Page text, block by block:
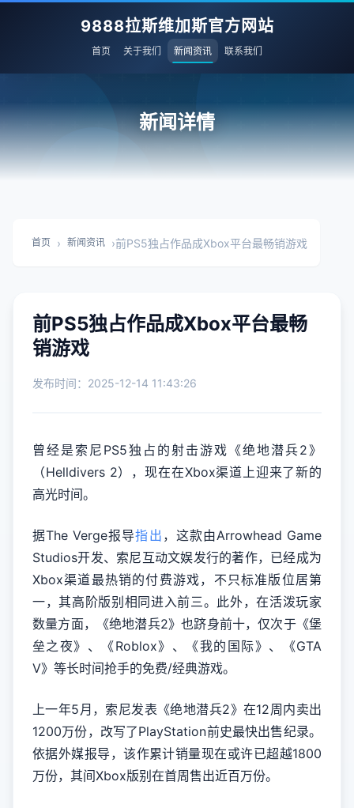
9888拉斯维加斯官方网站
首页 关于我们 新闻资讯 联系我们
新闻详情
首页 › 新闻资讯 ›前PS5独占作品成Xbox平台最畅销游戏
前PS5独占作品成Xbox平台最畅
销游戏
发布时间：2025-12-14 11:43:26
曾经是索尼PS5独占的射击游戏《绝地潜兵2》
（Helldivers 2），现在在Xbox渠道上迎来了新的
高光时间。
据The Verge报导指出 ，这款由Arrowhead Game
Studios开发、索尼互动文娱发行的著作，已经成为
Xbox渠道最热销的付费游戏，不只标准版位居第
一，其高阶版别相同进入前三。此外，在活泼玩家
数量方面，《绝地潜兵2》也跻身前十，仅次于《堡
垒之夜》、《Roblox》、《我的国际》、《GTA
V》等长时间抢手的免费/经典游戏。
上一年5月，索尼发表《绝地潜兵2》在12周内卖出
1200万份，改写了PlayStation前史最快出售纪录。
依据外媒报导，该作累计销量现在或许已超越1800
万份，其间Xbox版别在首周售出近百万份。